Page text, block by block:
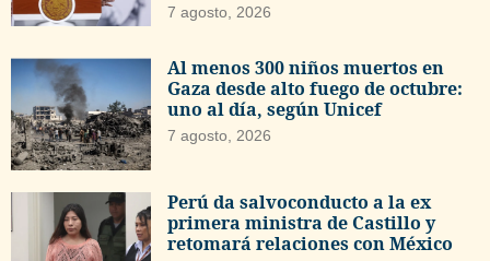
7 agosto, 2026
Al menos 300 niños muertos en
Gaza desde alto fuego de octubre:
uno al día, según Unicef
7 agosto, 2026
Perú da salvoconducto a la ex
primera ministra de Castillo y
retomará relaciones con México